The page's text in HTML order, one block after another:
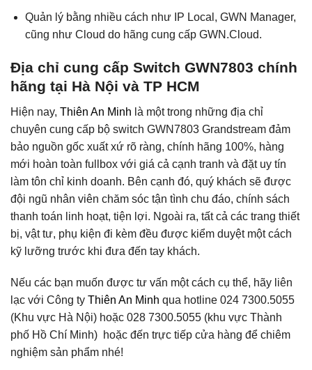
Quản lý bằng nhiều cách như IP Local, GWN Manager,
cũng như Cloud do hãng cung cấp GWN.Cloud.
Địa chỉ cung cấp Switch GWN7803 chính
hãng tại Hà Nội và TP HCM
Hiện nay, Thiên An Minh là một trong những địa chỉ
chuyên cung cấp bộ switch GWN7803 Grandstream đảm
bảo nguồn gốc xuất xứ rõ ràng, chính hãng 100%, hàng
mới hoàn toàn fullbox với giá cả cạnh tranh và đặt uy tín
làm tôn chỉ kinh doanh. Bên cạnh đó, quý khách sẽ được
đội ngũ nhân viên chăm sóc tận tình chu đáo, chính sách
thanh toán linh hoạt, tiện lợi. Ngoài ra, tất cả các trang thiết
bị, vật tư, phụ kiện đi kèm đều được kiểm duyệt một cách
kỹ lưỡng trước khi đưa đến tay khách.
Nếu các bạn muốn được tư vấn một cách cụ thể, hãy liên
lạc với Công ty Thiên An Minh qua hotline 024 7300.5055
(Khu vực Hà Nội) hoặc 028 7300.5055 (khu vực Thành
phố Hồ Chí Minh) hoặc đến trực tiếp cửa hàng để chiêm
nghiệm sản phẩm nhé!